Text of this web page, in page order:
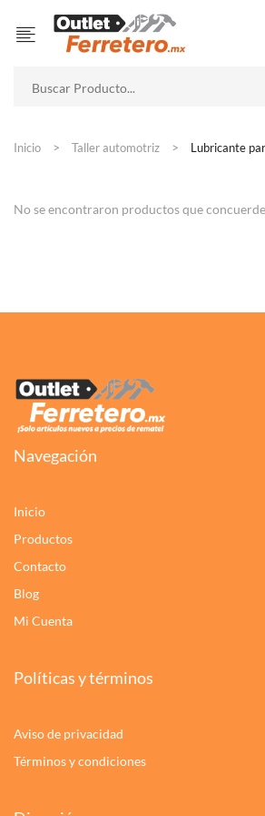
Inicio Taller automotriz Lubricante
No se encontraron productos que
Navegación
Inicio
Productos
Contacto
Blog
Mi Cuenta
Políticas y términos
Aviso de privacidad
Términos y condiciones